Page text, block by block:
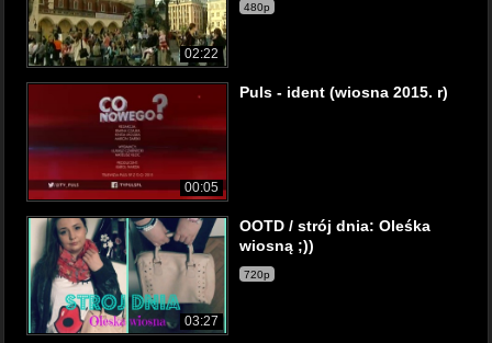
02:22
480p
00:05
Puls - ident (wiosna 2015. r)
03:27
OOTD / strój dnia: Oleśka
wiosną ;))
720p